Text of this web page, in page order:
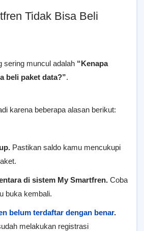
Tidak Bisa Beli
sering muncul adalah “Kenapa
beli paket data?”.
karena beberapa alasan berikut:
Pastikan saldo kamu mencukupi
di sistem My Smartfren. Coba
buka kembali.
belum terdaftar dengan benar.
melakukan registrasi